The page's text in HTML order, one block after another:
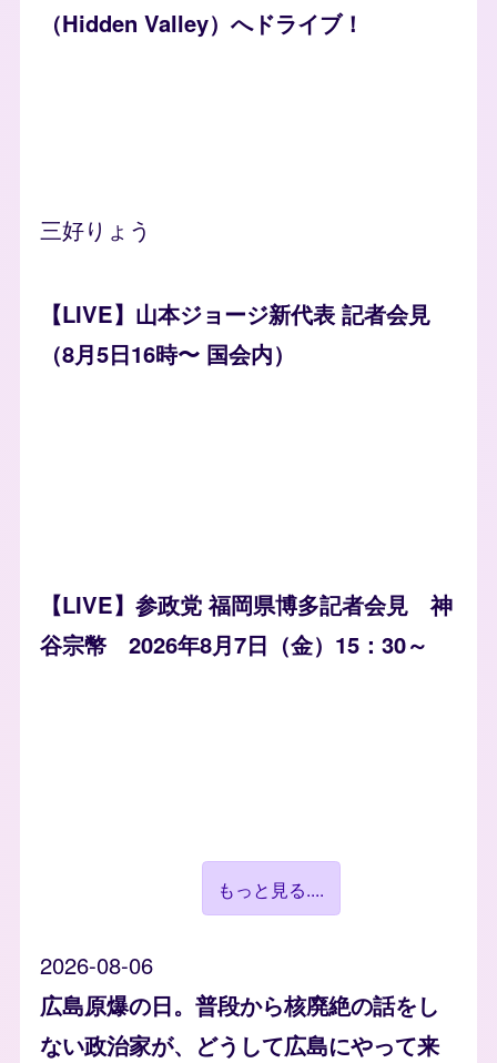
（Hidden Valley）へドライブ！
三好りょう
【LIVE】山本ジョージ新代表 記者会見
（8月5日16時〜 国会内）
【LIVE】参政党 福岡県博多記者会見 神
谷宗幣 2026年8月7日（金）15：30～
もっと見る....
2026-08-06
広島原爆の日。普段から核廃絶の話をし
ない政治家が、どうして広島にやって来